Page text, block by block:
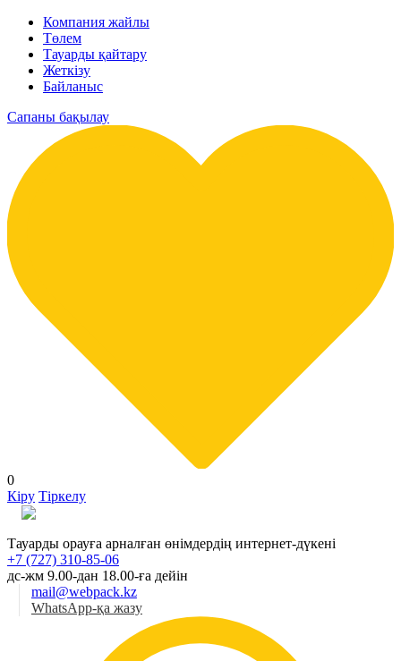
Компания жайлы
Төлем
Тауарды қайтару
Жеткізу
Байланыс
Сапаны бақылау
0
Кіру Тіркелу
Тауарды орауға арналған өнімдердің интернет-дүкені
+7 (727) 310-85-06
дс-жм 9.00-дан 18.00-ға дейін
mail@webpack.kz
WhatsApp-қа жазу